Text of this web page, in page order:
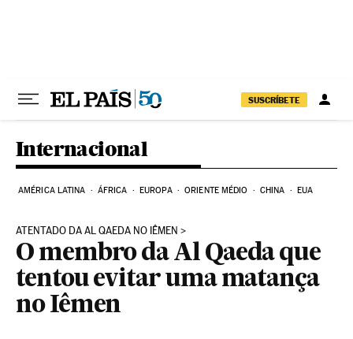
SUSCRÍBETE
Internacional
AMÉRICA LATINA ÁFRICA EUROPA ORIENTE MÉDIO CHINA EUA
ATENTADO DA AL QAEDA NO IÊMEN
O membro da Al Qaeda que
tentou evitar uma matança
no Iêmen